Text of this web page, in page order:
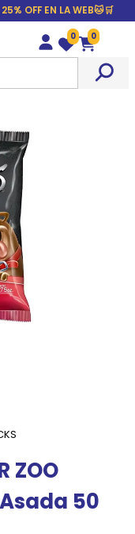
OFF EN LA WEB🐱🛒
Wishlist
0
Carrito
0
ZOO
50